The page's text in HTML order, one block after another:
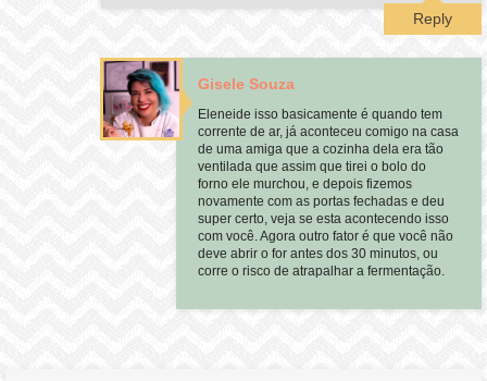
Reply
Gisele Souza
Eleneide isso basicamente é quando tem
corrente de ar, já aconteceu comigo na casa
de uma amiga que a cozinha dela era tão
ventilada que assim que tirei o bolo do
forno ele murchou, e depois fizemos
novamente com as portas fechadas e deu
super certo, veja se esta acontecendo isso
com você. Agora outro fator é que você não
deve abrir o for antes dos 30 minutos, ou
corre o risco de atrapalhar a fermentação.